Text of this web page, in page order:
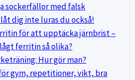
sockerfällor med falsk
dig inte luras du också!
för att upptäcka järnbrist –
ferritin så olika?
Hur gör man?
gym, repetitioner, vikt, bra